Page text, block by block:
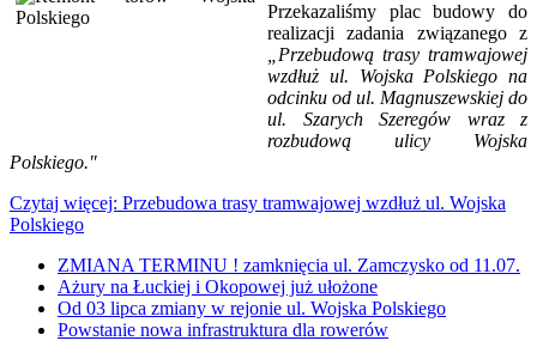
Przekazaliśmy plac budowy do
realizacji zadania związanego z
„Przebudową trasy tramwajowej
wzdłuż ul. Wojska Polskiego na
odcinku od ul. Magnuszewskiej do
ul. Szarych Szeregów wraz z
rozbudową ulicy Wojska
Polskiego."
Czytaj więcej: Przebudowa trasy tramwajowej wzdłuż ul. Wojska
Polskiego
ZMIANA TERMINU ! zamknięcia ul. Zamczysko od 11.07.
Ażury na Łuckiej i Okopowej już ułożone
Od 03 lipca zmiany w rejonie ul. Wojska Polskiego
Powstanie nowa infrastruktura dla rowerów